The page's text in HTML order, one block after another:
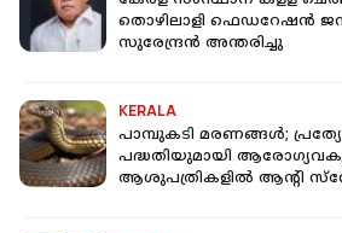
തൊഴിലാളി ഫെഡറേഷന്‍
സുരേന്ദ്രന്‍ അന്തരിച്ചു
KERALA
പാമ്പുകടി മരണങ്ങൾ;
പദ്ധതിയുമായി
ആശുപത്രികളിൽ ആന്റി